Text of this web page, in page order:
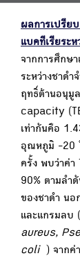
ผลการเปรีย
แบคทีเรียระห
จากการศึกษ
ระหว่างชาดำ
ฤทธิ์ต้านอนุมู
capacity
เท่ากันคือ
อุณหภูมิ -20
ครั้ง พบว่าค่า
90% ตามลำ
ของชาดำ นอ
และแกรมลบ (
aureus,
coli) จากค่า